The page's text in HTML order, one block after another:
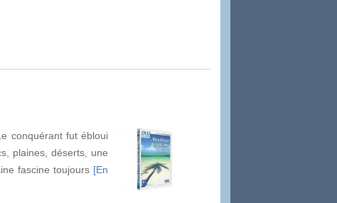
conquérant fut ébloui
plaines, déserts, une
fascine toujours [En